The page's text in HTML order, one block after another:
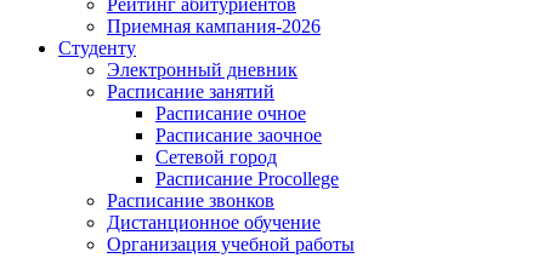
Рейтинг абитуриентов
Приемная кампания-2026
Студенту
Электронный дневник
Расписание занятий
Расписание очное
Расписание заочное
Сетевой город
Расписание Procollege
Расписание звонков
Дистанционное обучение
Организация учебной работы